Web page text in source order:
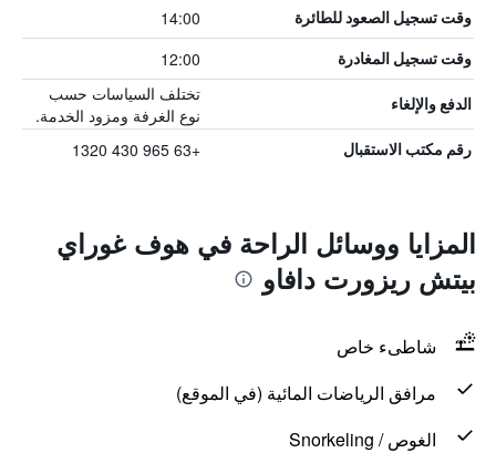
وقت تسجيل الصعود للطائرة 14:00
وقت تسجيل المغادرة 12:00
الدفع والإلغاء
تختلف السياسات حسب
نوع الغرفة ومزود الخدمة.
رقم مكتب الاستقبال +63 965 430 1320
المزايا ووسائل الراحة في هوف غوراي
بيتش ريزورت دافاو
شاطىء خاص
مرافق الرياضات المائية (في الموقع)
الغوص / Snorkeling